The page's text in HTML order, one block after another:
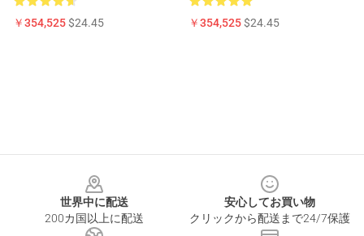
￥354,525$24.45 ￥354,525$24.45
世界中に配送
200カ国以上に配送
安心してお買い物
クリックから配送まで24/7保護